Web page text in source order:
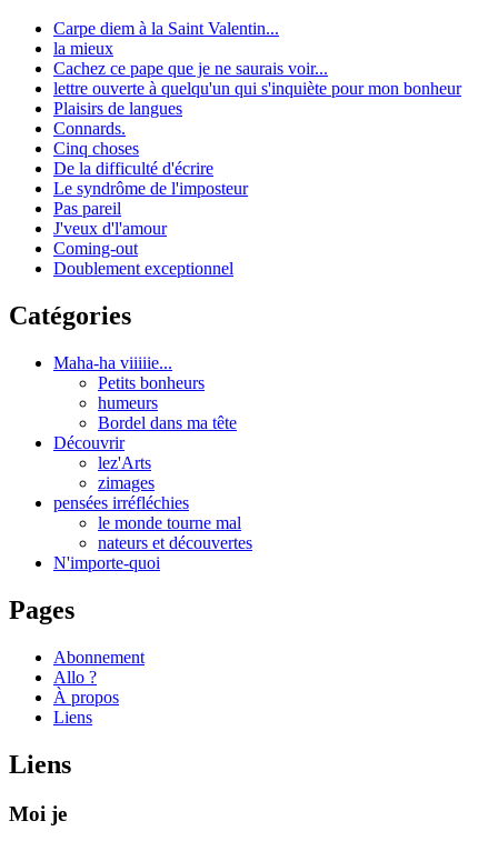
Carpe diem à la Saint Valentin...
la mieux
Cachez ce pape que je ne saurais voir...
lettre ouverte à quelqu'un qui s'inquiète pour mon bonheur
Plaisirs de langues
Connards.
Cinq choses
De la difficulté d'écrire
Le syndrôme de l'imposteur
Pas pareil
J'veux d'l'amour
Coming-out
Doublement exceptionnel
Catégories
Maha-ha viiiiie...
Petits bonheurs
humeurs
Bordel dans ma tête
Découvrir
lez'Arts
zimages
pensées irréfléchies
le monde tourne mal
nateurs et découvertes
N'importe-quoi
Pages
Abonnement
Allo ?
À propos
Liens
Liens
Moi je